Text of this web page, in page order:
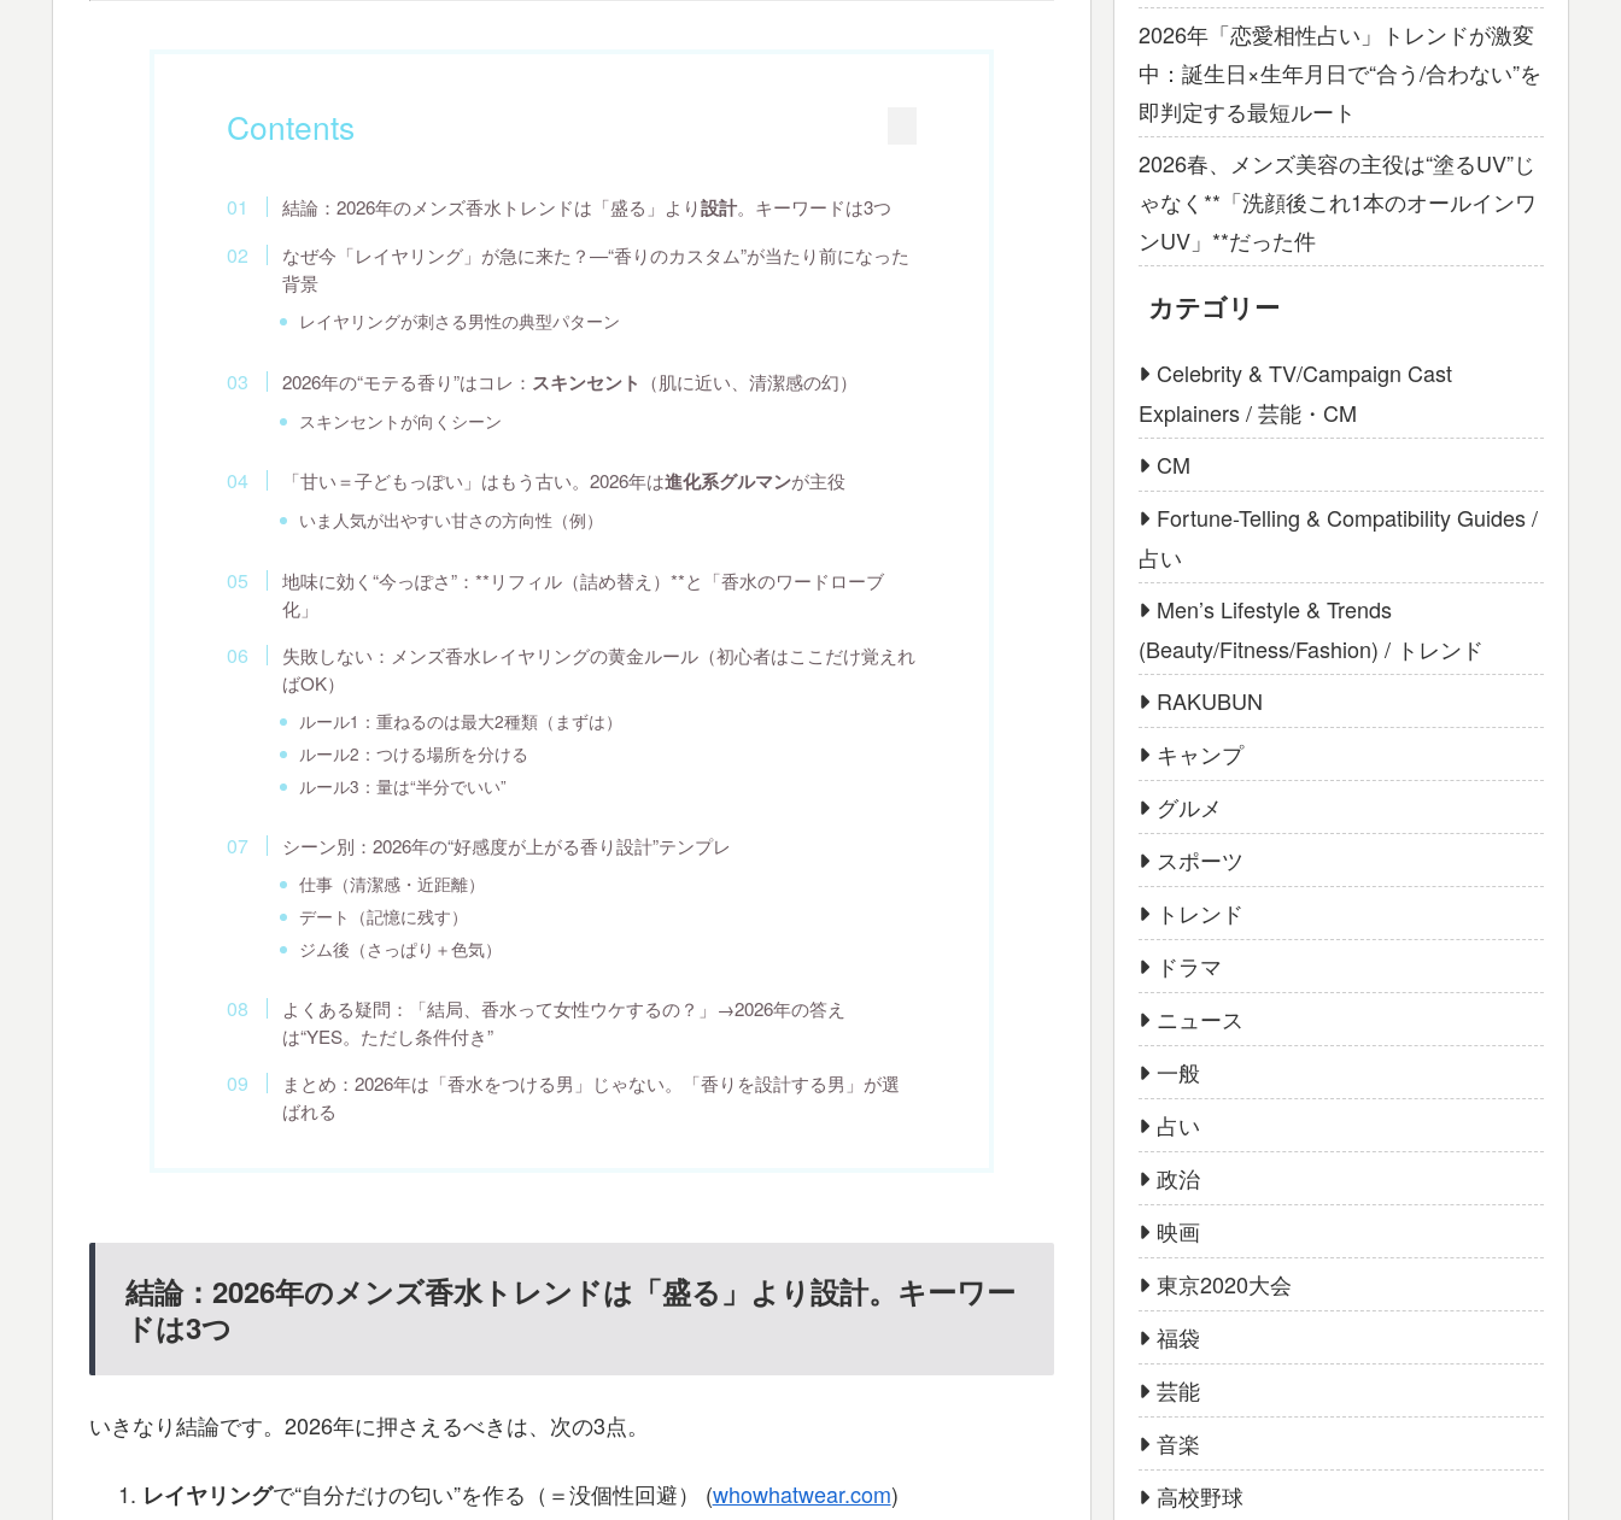
Contents
結論：2026年のメンズ香水トレンドは「盛る」より設計。キーワードは3つ
なぜ今「レイヤリング」が急に来た？—“香りのカスタム”が当たり前になった
背景
レイヤリングが刺さる男性の典型パターン
2026年の“モテる香り”はコレ： スキンセント （肌に近い、清潔感の幻）
スキンセントが向くシーン
「甘い＝子どもっぽい」はもう古い。2026年は進化系グルマンが主役
いま人気が出やすい甘さの方向性（例）
地味に効く“今っぽさ”：**リフィル（詰め替え）**と「香水のワードローブ
化」
失敗しない：メンズ香水レイヤリングの黄金ルール（初心者はここだけ覚えれ
ばOK）
ルール1：重ねるのは最大2種類（まずは）
ルール2：つける場所を分ける
ルール3：量は“半分でいい”
シーン別：2026年の“好感度が上がる香り設計”テンプレ
仕事（清潔感・近距離）
デート（記憶に残す）
ジム後（さっぱり＋色気）
よくある疑問：「結局、香水って女性ウケするの？」→2026年の答え
は“YES。ただし条件付き”
まとめ：2026年は「香水をつける男」じゃない。「香りを設計する男」が選
ばれる
結論：2026年のメンズ香水トレンドは「盛る」より設計。キーワー
ドは3つ
いきなり結論です。2026年に押さえるべきは、次の3点。
レイヤリングで“自分だけの匂い”を作る（＝没個性回避） (whowhatwear.com)
2026年「恋愛相性占い」トレンドが激変
中：誕生日×生年月日で“合う/合わない”を
即判定する最短ルート
2026春、メンズ美容の主役は“塗るUV”じ
ゃなく**「洗顔後これ1本のオールインワ
ンUV」**だった件
カテゴリー
Celebrity & TV/Campaign Cast
Explainers / 芸能・CM
CM
Fortune-Telling & Compatibility Guides /
占い
Men’s Lifestyle & Trends
(Beauty/Fitness/Fashion) / トレンド
RAKUBUN
キャンプ
グルメ
スポーツ
トレンド
ドラマ
ニュース
一般
占い
政治
映画
東京2020大会
福袋
芸能
音楽
高校野球